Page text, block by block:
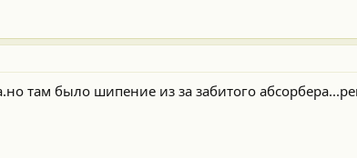
там было шипение из за забитого